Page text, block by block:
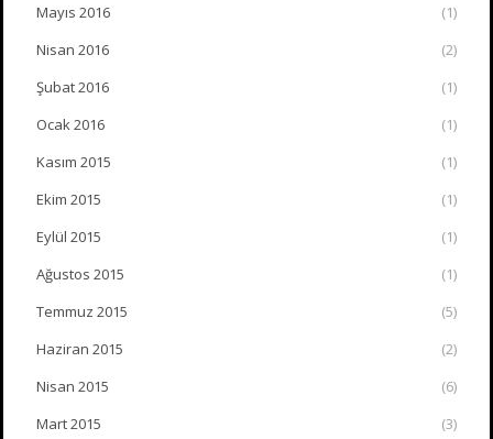
Mayıs 2016
(1)
Nisan 2016
(2)
Şubat 2016
(1)
Ocak 2016
(1)
Kasım 2015
(1)
Ekim 2015
(1)
Eylül 2015
(1)
Ağustos 2015
(1)
Temmuz 2015
(5)
Haziran 2015
(2)
Nisan 2015
(6)
Mart 2015
(3)